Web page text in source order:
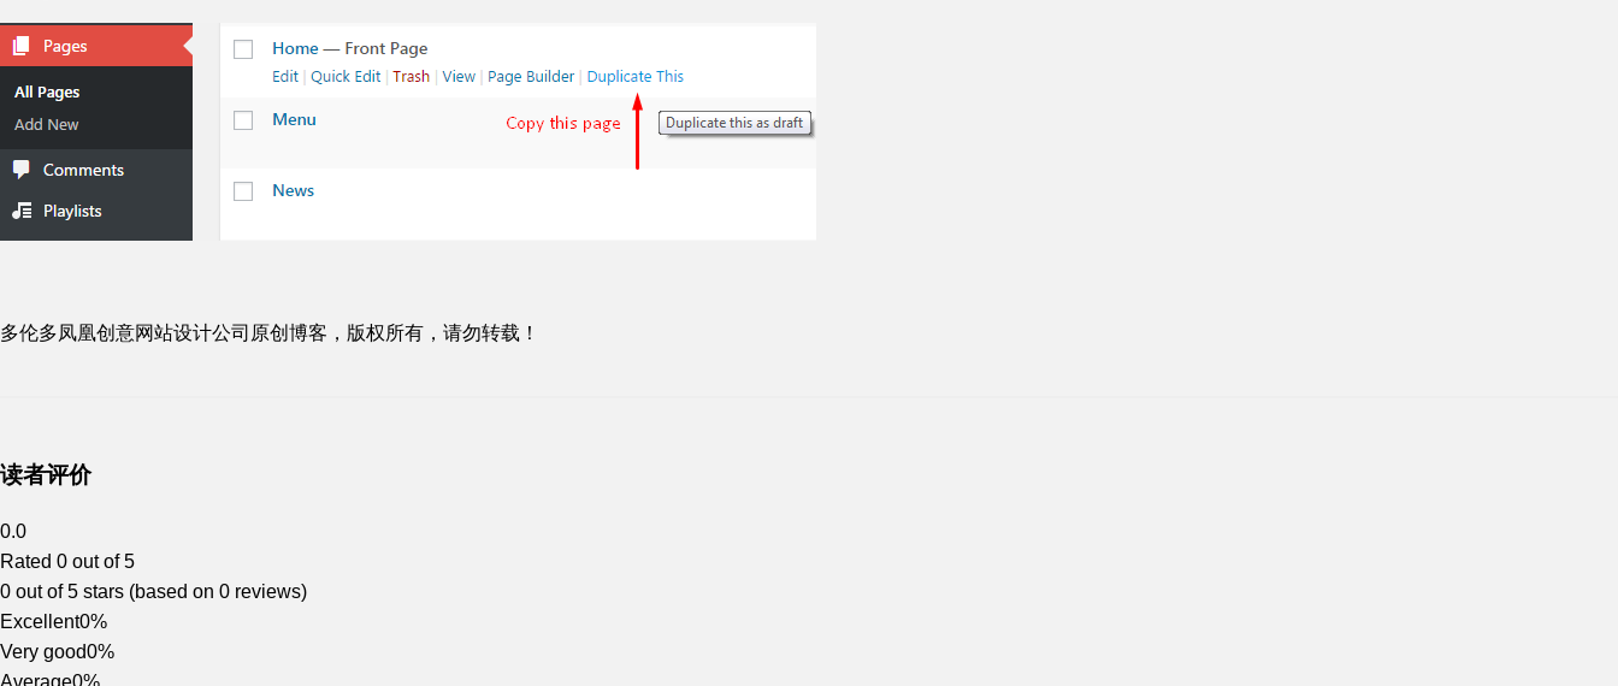
多伦多凤凰创意网站设计公司原创博客，版权所有，请勿转载！
读者评价
0.0
Rated 0 out of 5
0 out of 5 stars (based on 0 reviews)
Excellent0%
Very good0%
Average0%